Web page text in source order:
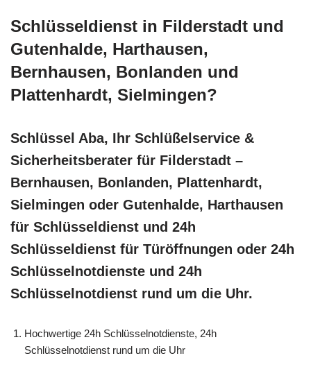
Schlüsseldienst in Filderstadt und
Gutenhalde, Harthausen,
Bernhausen, Bonlanden und
Plattenhardt, Sielmingen?
Schlüssel Aba, Ihr Schlüßelservice &
Sicherheitsberater für Filderstadt –
Bernhausen, Bonlanden, Plattenhardt,
Sielmingen oder Gutenhalde, Harthausen
für Schlüsseldienst und 24h
Schlüsseldienst für Türöffnungen oder 24h
Schlüsselnotdienste und 24h
Schlüsselnotdienst rund um die Uhr.
Hochwertige 24h Schlüsselnotdienste, 24h
Schlüsselnotdienst rund um die Uhr